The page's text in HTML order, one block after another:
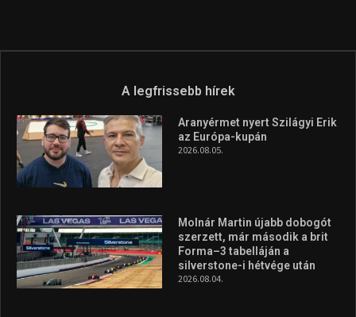
A legfrissebb hírek
Aranyérmet nyert Szilágyi Erik
az Európa-kupán
2026.08.05.
Molnár Martin újabb dobogót
szerzett, már második a brit
Forma–3 tabelláján a
silverstone-i hétvége után
2026.08.04.